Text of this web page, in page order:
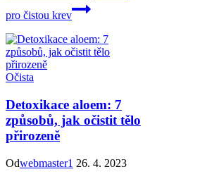
pro čistou krev
Očista
Detoxikace aloem: 7
způsobů, jak očistit tělo
přirozeně
Odwebmaster1 26. 4. 2023